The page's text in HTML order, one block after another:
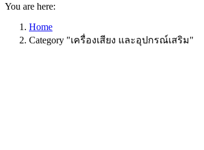
You are here:
Home
Category "เครื่องเสียง และอุปกรณ์เสริม"